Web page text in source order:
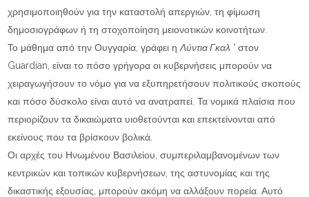
χρησιμοποιηθούν για την καταστολή απεργιών, τη φίμωση
δημοσιογράφων ή τη στοχοποίηση μειονοτικών κοινοτήτων.
Το μάθημα από την Ουγγαρία, γράφει ηΛύντια Γκαλ *στον
Guardian, είναι το πόσο γρήγορα οι κυβερνήσεις μπορούν να
χειραγωγήσουν το νόμο για να εξυπηρετήσουν πολιτικούς σκοπούς
και πόσο δύσκολο είναι αυτό να ανατραπεί. Τα νομικά πλαίσια που
περιορίζουν τα δικαιώματα υιοθετούνται και επεκτείνονται από
εκείνους που τα βρίσκουν βολικά.
Οι αρχές του Ηνωμένου Βασιλείου, συμπεριλαμβανομένων των
κεντρικών και τοπικών κυβερνήσεων, της αστυνομίας και της
δικαστικής εξουσίας, μπορούν ακόμη να αλλάξουν πορεία. Αυτό